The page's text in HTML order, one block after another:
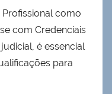
Profissional como
com Credenciais
é essencial
para